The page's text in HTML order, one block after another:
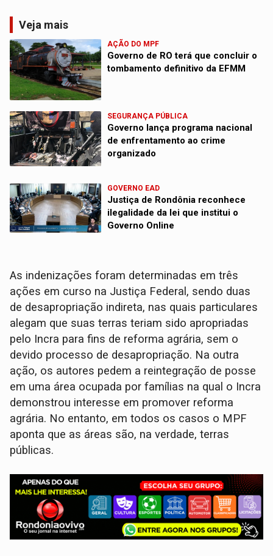
Veja mais
AÇÃO DO MPF
Governo de RO terá que concluir o
tombamento definitivo da EFMM
SEGURANÇA PÚBLICA
Governo lança programa nacional
de enfrentamento ao crime
organizado
GOVERNO EAD
Justiça de Rondônia reconhece
ilegalidade da lei que institui o
Governo Online
As indenizações foram determinadas em três
ações em curso na Justiça Federal, sendo duas
de desapropriação indireta, nas quais particulares
alegam que suas terras teriam sido apropriadas
pelo Incra para fins de reforma agrária, sem o
devido processo de desapropriação. Na outra
ação, os autores pedem a reintegração de posse
em uma área ocupada por famílias na qual o Incra
demonstrou interesse em promover reforma
agrária. No entanto, em todos os casos o MPF
aponta que as áreas são, na verdade, terras
públicas.